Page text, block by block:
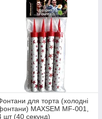
для торта (холодні
MAXSEM MF-001,
шт (40 секунд)